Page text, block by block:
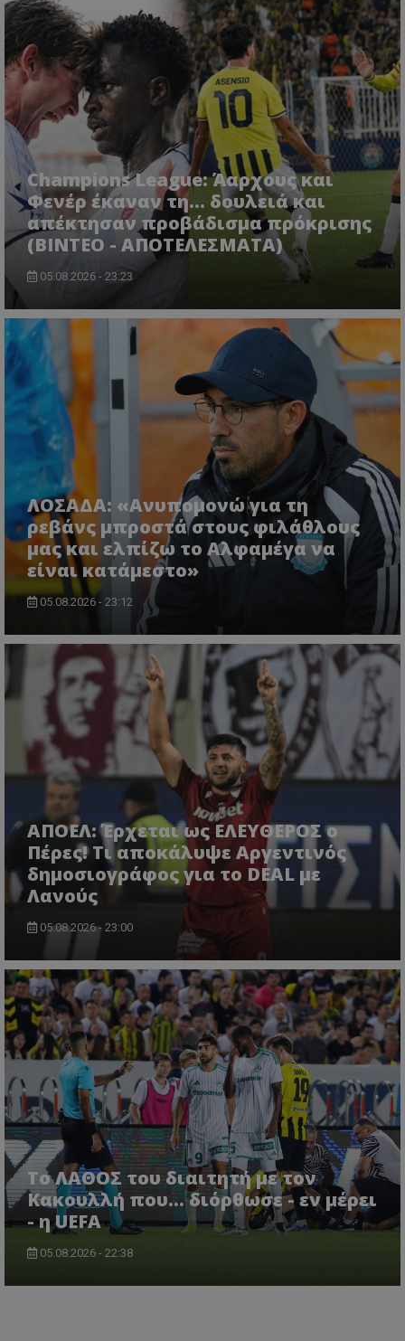
Champions League: Άαρχους και
Φενέρ έκαναν τη... δουλειά και
απέκτησαν προβάδισμα πρόκρισης
(ΒΙΝΤΕΟ - ΑΠΟΤΕΛΕΣΜΑΤΑ)
05.08.2026 - 23:23
ΛΟΣΑΔΑ: «Ανυπομονώ για τη
ρεβάνς μπροστά στους φιλάθλους
μας και ελπίζω το Αλφαμέγα να
είναι κατάμεστο»
05.08.2026 - 23:12
ΑΠΟΕΛ: Έρχεται ως ΕΛΕΥΘΕΡΟΣ ο
Πέρες! Τι αποκάλυψε Αργεντινός
δημοσιογράφος για το DEAL με
Λανούς
05.08.2026 - 23:00
Το ΛΑΘΟΣ του διαιτητή με τον
Κακουλλή που... διόρθωσε - εν μέρει
- η UEFA
05.08.2026 - 22:38